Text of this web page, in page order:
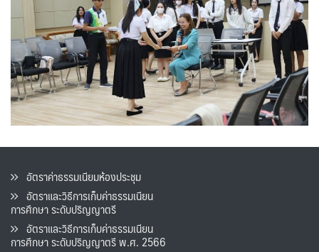
อัตราค่าธรรมเนียมห้องประชุม
อัตราและวิธีการเก็บค่าธรรมเนียน
การศึกษา ระดับปริญญาตรี
อัตราและวิธีการเก็บค่าธรรมเนียน
การศึกษา ระดับปริญญาตรี พ.ศ. 2566